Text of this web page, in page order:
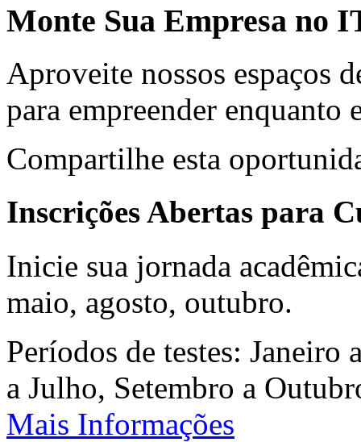
Monte Sua Empresa no
Aproveite nossos espaços
para empreender enquanto
Compartilhe esta
Inscrições Abertas para
Inicie sua jornada
maio, agosto, outubro.
Períodos de testes:
a Julho, Setembro a
Mais Informações